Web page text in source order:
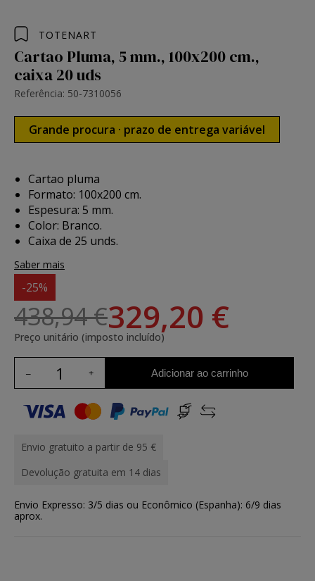
TOTENART
Cartao Pluma, 5 mm., 100x200 cm.,
caixa 20 uds
Referência: 50-7310056
Grande procura · prazo de entrega variável
Cartao pluma
Formato: 100x200 cm.
Espesura: 5 mm.
Color: Branco.
Caixa de 25 unds.
Saber mais
-25%
438,94 €329,20 €
Preço unitário (imposto incluído)
Adicionar ao carrinho
Envio gratuito a partir de 95 €
Devolução gratuita em 14 dias
Envio Expresso: 3/5 dias ou Econômico (Espanha): 6/9 dias
aprox.